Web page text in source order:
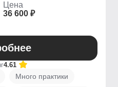
Цена
36 600 ₽
4.61
Много практики